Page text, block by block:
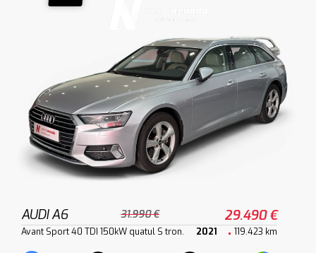
AUDI A6 31.990 € 29.490 €
Avant Sport 40 TDI 150kW quatul S tron. 2021 119.423 km